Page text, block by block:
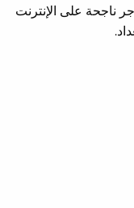
ناجحة على الإنترنت